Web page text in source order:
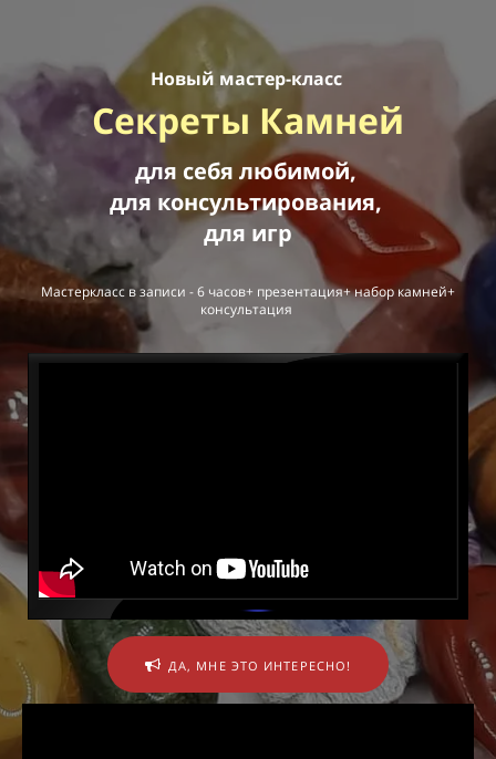
Новый мастер-класс
Секреты Камней
для себя любимой,
для консультирования,
для игр
Мастеркласс в записи - 6 часов+ презентация+ набор камней+
консультация
ДА, МНЕ ЭТО ИНТЕРЕСНО!